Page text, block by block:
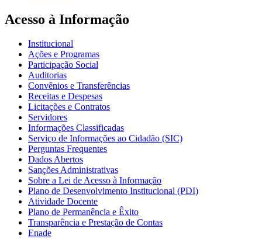
Acesso à Informação
Institucional
Ações e Programas
Participação Social
Auditorias
Convênios e Transferências
Receitas e Despesas
Licitações e Contratos
Servidores
Informações Classificadas
Serviço de Informações ao Cidadão (SIC)
Perguntas Frequentes
Dados Abertos
Sanções Administrativas
Sobre a Lei de Acesso à Informação
Plano de Desenvolvimento Institucional (PDI)
Atividade Docente
Plano de Permanência e Êxito
Transparência e Prestação de Contas
Enade